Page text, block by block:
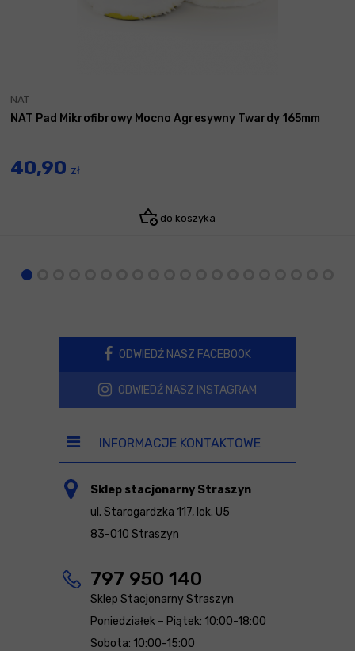
NAT
NAT Pad Mikrofibrowy Mocno Agresywny Twardy 165mm
40,90 zł
do koszyka
ODWIEDŹ NASZ FACEBOOK
ODWIEDŹ NASZ INSTAGRAM
INFORMACJE KONTAKTOWE
Sklep stacjonarny Straszyn
ul. Starogardzka 117, lok. U5
83-010 Straszyn
797 950 140
Sklep Stacjonarny Straszyn
Poniedziałek – Piątek: 10:00-18:00
Sobota: 10:00-15:00